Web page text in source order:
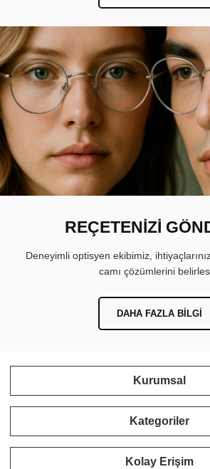
REÇETENİZİ
Deneyimli optisyen ekibimiz,
camı çözümlerini
DAHA FAZLA BILGI
Kurumsal
Kategoriler
Kolay Erişim